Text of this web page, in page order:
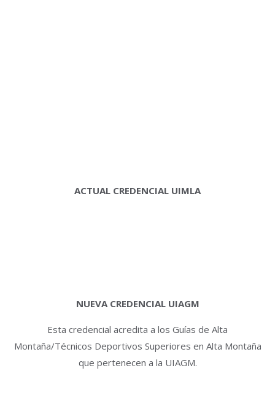
ACTUAL CREDENCIAL UIMLA
NUEVA CREDENCIAL UIAGM
Esta credencial acredita a los Guías de Alta
Montaña/Técnicos Deportivos Superiores en Alta Montaña
que pertenecen a la UIAGM.